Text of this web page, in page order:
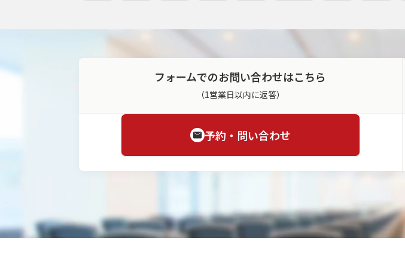
フォームでのお問い合わせはこちら
（1営業日以内に返答）
予約・問い合わせ